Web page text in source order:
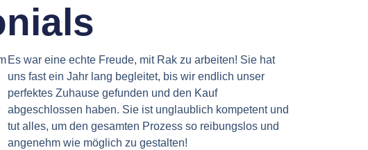
Es war eine echte Freude, mit Rak zu arbeiten! Sie hat
uns fast ein Jahr lang begleitet, bis wir endlich unser
perfektes Zuhause gefunden und den Kauf
abgeschlossen haben. Sie ist unglaublich kompetent und
tut alles, um den gesamten Prozess so reibungslos und
angenehm wie möglich zu gestalten!